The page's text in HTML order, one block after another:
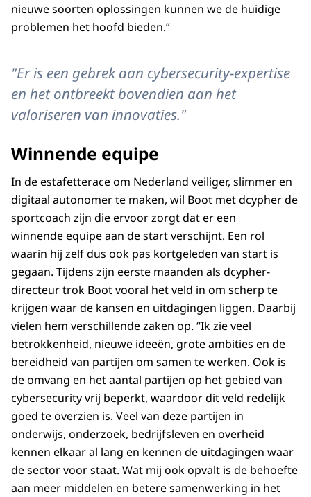
nieuwe soorten oplossingen kunnen we de huidige
problemen het hoofd bieden.”
"Er is een gebrek aan cybersecurity-expertise
en het ontbreekt bovendien aan het
valoriseren van innovaties."
Winnende equipe
In de estafetterace om Nederland veiliger, slimmer en
digitaal autonomer te maken, wil Boot met dcypher de
sportcoach zijn die ervoor zorgt dat er een
winnende equipe aan de start verschijnt. Een rol
waarin hij zelf dus ook pas kortgeleden van start is
gegaan. Tijdens zijn eerste maanden als dcypher-
directeur trok Boot vooral het veld in om scherp te
krijgen waar de kansen en uitdagingen liggen. Daarbij
vielen hem verschillende zaken op. “Ik zie veel
betrokkenheid, nieuwe ideeën, grote ambities en de
bereidheid van partijen om samen te werken. Ook is
de omvang en het aantal partijen op het gebied van
cybersecurity vrij beperkt, waardoor dit veld redelijk
goed te overzien is. Veel van deze partijen in
onderwijs, onderzoek, bedrijfsleven en overheid
kennen elkaar al lang en kennen de uitdagingen waar
de sector voor staat. Wat mij ook opvalt is de behoefte
aan meer middelen en betere samenwerking in het